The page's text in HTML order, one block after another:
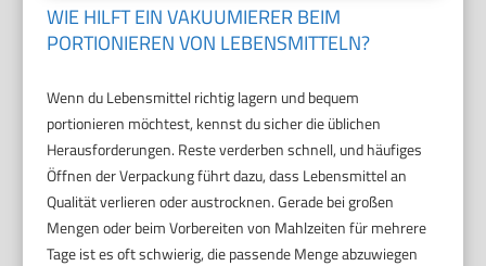
WIE HILFT EIN VAKUUMIERER BEIM
PORTIONIEREN VON LEBENSMITTELN?
Wenn du Lebensmittel richtig lagern und bequem
portionieren möchtest, kennst du sicher die üblichen
Herausforderungen. Reste verderben schnell, und häufiges
Öffnen der Verpackung führt dazu, dass Lebensmittel an
Qualität verlieren oder austrocknen. Gerade bei großen
Mengen oder beim Vorbereiten von Mahlzeiten für mehrere
Tage ist es oft schwierig, die passende Menge abzuwiegen